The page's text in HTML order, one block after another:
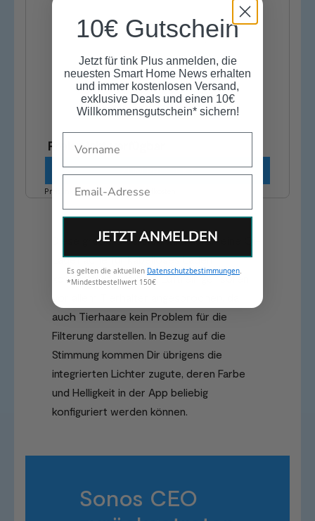
Preis nicht verfügbar
ZUM PRODUKT
Preis inkl. MwSt., zzgl. Versandkosten
Diese größere Version wird durch eine Qi-
Ladefläche für kabelloses Laden
komplettiert. Mit dem Luftreiniger sollen
vor allem Tierhalter angesprochen, da
auch Tierhaare kein Problem für die
Filterung darstellen. In Bezug auf die
Stimmung kommen Dir übrigens die
integrierten Lichter zugute, deren Farbe
und Helligkeit in der App beliebig
konfiguriert werden können.
Sonos CEO
10€ Gutschein
Jetzt für tink Plus anmelden, die
neuesten Smart Home News erhalten
und immer kostenlosen Versand,
exklusive Deals und einen 10€
Willkommensgutschein* sichern!
JETZT ANMELDEN
Es gelten die aktuellen Datenschutzbestimmungen.
*Mindestbestellwert 150€